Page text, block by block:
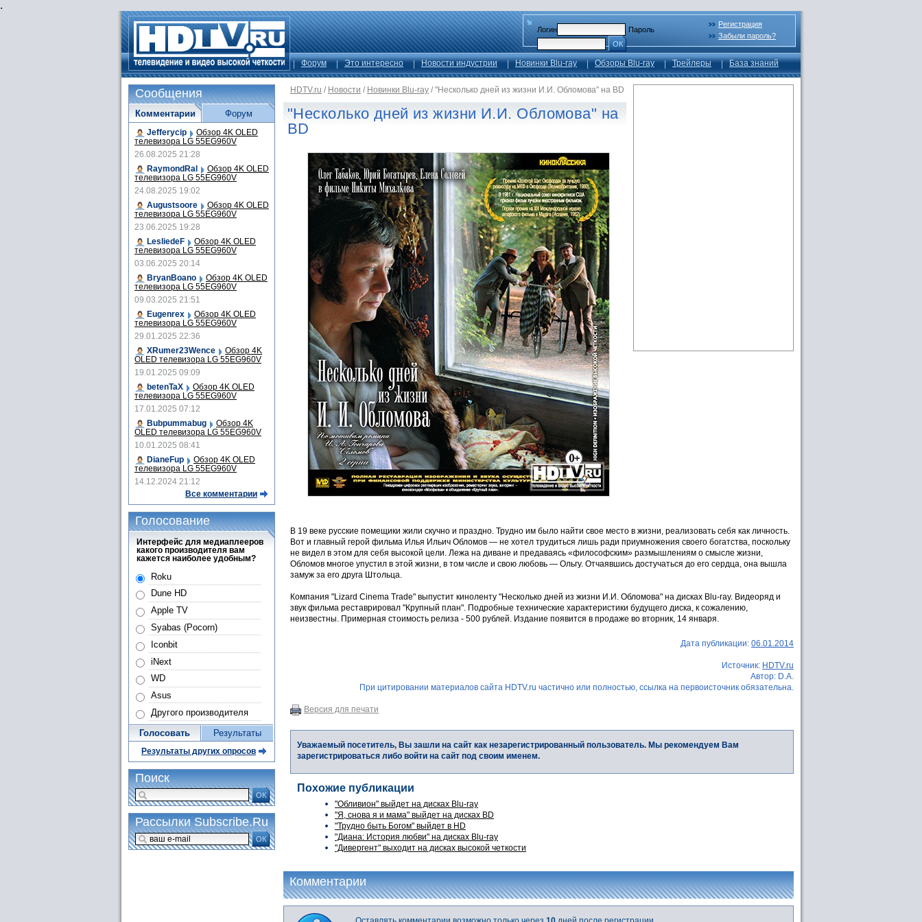
.
Логин
Пароль
ОК
Регистрация
Забыли пароль?
Форум Это интересно Новости индустрии Новинки Blu-ray Обзоры Blu-ray Трейлеры База знаний
HDTV.ru / Новости / Новинки Blu-ray / "Несколько дней из жизни И.И. Обломова" на BD
"Несколько дней из жизни И.И. Обломова" на
BD
В 19 веке русские помещики жили скучно и праздно. Трудно им было найти свое место в жизни, реализовать себя как личность.
Вот и главный герой фильма Илья Ильич Обломов — не хотел трудиться лишь ради приумножения своего богатства, поскольку
не видел в этом для себя высокой цели. Лежа на диване и предаваясь «философским» размышлениям о смысле жизни,
Обломов многое упустил в этой жизни, в том числе и свою любовь — Ольгу. Отчаявшись достучаться до его сердца, она вышла
замуж за его друга Штольца.
Компания "Lizard Cinema Trade" выпустит киноленту "Несколько дней из жизни И.И. Обломова" на дисках Blu-ray. Видеоряд и
звук фильма реставрировал "Крупный план". Подробные технические характеристики будущего диска, к сожалению,
неизвестны. Примерная стоимость релиза - 500 рублей. Издание появится в продаже во вторник, 14 января.
Дата публикации: 06.01.2014
Источник: HDTV.ru
Автор: D.A.
При цитировании материалов сайта HDTV.ru частично или полностью, ссылка на первоисточник обязательна.
Версия для печати
Уважаемый посетитель, Вы зашли на сайт как незарегистрированный пользователь. Мы рекомендуем Вам
зарегистрироваться либо войти на сайт под своим именем.
Похожие публикации
"Обливион" выйдет на дисках Blu-ray
"Я, снова я и мама" выйдет на дисках BD
"Трудно быть Богом" выйдет в HD
"Диана: История любви" на дисках Blu-ray
"Дивергент" выходит на дисках высокой четкости
Комментарии
Сообщения
Комментарии
Jefferycip Обзор 4K OLED
телевизора LG 55EG960V
26.08.2025 21:28
RaymondRal
Обзор 4K OLED
телевизора LG 55EG960V
24.08.2025 19:02
Augustsoore
Обзор 4K OLED
телевизора LG 55EG960V
23.06.2025 19:28
LesliedeF
Обзор 4K OLED
телевизора LG 55EG960V
03.06.2025 20:14
BryanBoano
Обзор 4K OLED
телевизора LG 55EG960V
09.03.2025 21:51
Eugenrex
Обзор 4K OLED
телевизора LG 55EG960V
29.01.2025 22:36
XRumer23Wence
Обзор 4K
OLED телевизора LG 55EG960V
19.01.2025 09:09
betenTaX
Обзор 4K OLED
телевизора LG 55EG960V
17.01.2025 07:12
Bubpummabug
Обзор 4K
OLED телевизора LG 55EG960V
10.01.2025 08:41
DianeFup
Обзор 4K OLED
телевизора LG 55EG960V
14.12.2024 21:12
Все комментарии
Форум
Голосование
Интерфейс для медиаплееров
какого производителя вам
кажется наиболее удобным?
Roku
Dune HD
Apple TV
Syabas (Pocorn)
Iconbit
iNext
WD
Asus
Другого производителя
Голосовать Результаты
Результаты других опросов
Поиск
ОК
Рассылки Subscribe.Ru
ОК